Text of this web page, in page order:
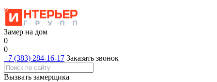
Замер на дом
0
0
+7 (383) 284-16-17 Заказать звонок
Вызвать замерщика